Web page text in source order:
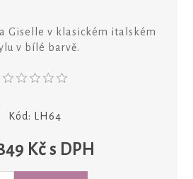
Giselle v klasickém italském
v bílé barvě.
Kód: LH64
Kč s DPH